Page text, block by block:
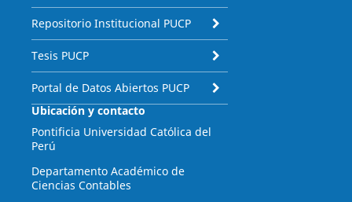
Repositorio Institucional PUCP
Tesis PUCP
Portal de Datos Abiertos PUCP
Ubicación y contacto
Pontificia Universidad Católica del
Perú
Departamento Académico de
Ciencias Contables